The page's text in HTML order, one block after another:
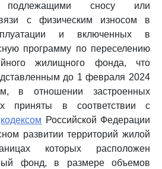
сносу или
с физическим износом в
и включенных в
программу по переселению
жилищного фонда, что
до 1 февраля 2024
в отношении застроенных
приняты в соответствии с
кодексом Российской Федерации
развитии территорий жилой
которых расположен
фонд, в размере объемов